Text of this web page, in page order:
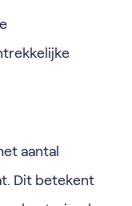
aantal
Dit betekent